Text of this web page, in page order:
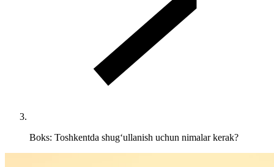
Boks: Toshkentda shug‘ullanish uchun nimalar kerak?